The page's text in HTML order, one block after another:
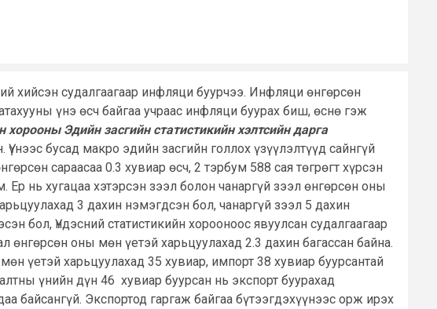
хийсэн судалгаагаар инфляци буурчээ. Инфляци өнгөрсөн
үнэ өсч байгаа учраас инфляци буурах биш, өснө гэж
хорооны Эдийн засгийн статистикийн хэлтсийн дарга
бусад макро эдийн засгийн голлох үзүүлэлтүүд сайнгүй
сараасаа 0.3 хувиар өсч, 2 тэрбум 588 сая төгрөгт хүрсэн
Ер нь хугацаа хэтэрсэн зээл болон чанаргүй зээл өнгөрсөн оны
3 дахин нэмэгдсэн бол, чанаргүй зээл 5 дахин
бол, Үндэсний статистикийн хорооноос явуулсан судалгаагаар
оны мөн үетэй харьцуулахад 2.3 дахин багассан байна.
үетэй харьцуулахад 35 хувиар, импорт 38 хувиар буурсантай
үнийн дүн 46 хувиар буурсан нь экспорт буурахад
байсангүй. Экспортод гаргаж байгаа бүтээгдэхүүнээс орж ирэх